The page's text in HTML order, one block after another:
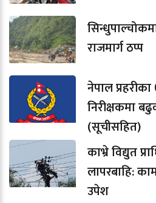
राजमार्ग ठप्प
नेपाल
निरीक्षकमा
(सूचीसहित)
काभ्रे विद्युत
लापरबाहि:
उपेश